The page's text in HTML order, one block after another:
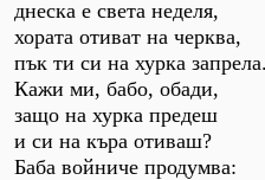
днеска е света неделя,
хората отиват на черква,
пък ти си на хурка
Кажи ми, бабо, обади,
защо на хурка предеш
и си на къра отиваш?
Баба войниче продумва: